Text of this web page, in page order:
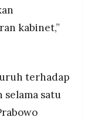
kabinet,”
terhadap
satu